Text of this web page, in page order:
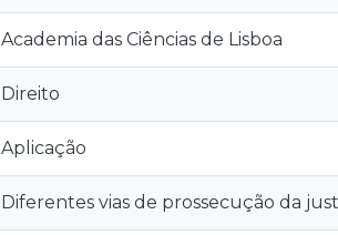
Academia das Ciências de Lisboa
Direito
Aplicação
Diferentes vias de prossecução da